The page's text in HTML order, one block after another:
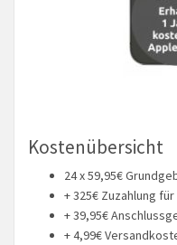
Kostenübersicht
24 x 59,95€
+ 325€ Zuzahlung
+ 39,95€
+ 4,99€